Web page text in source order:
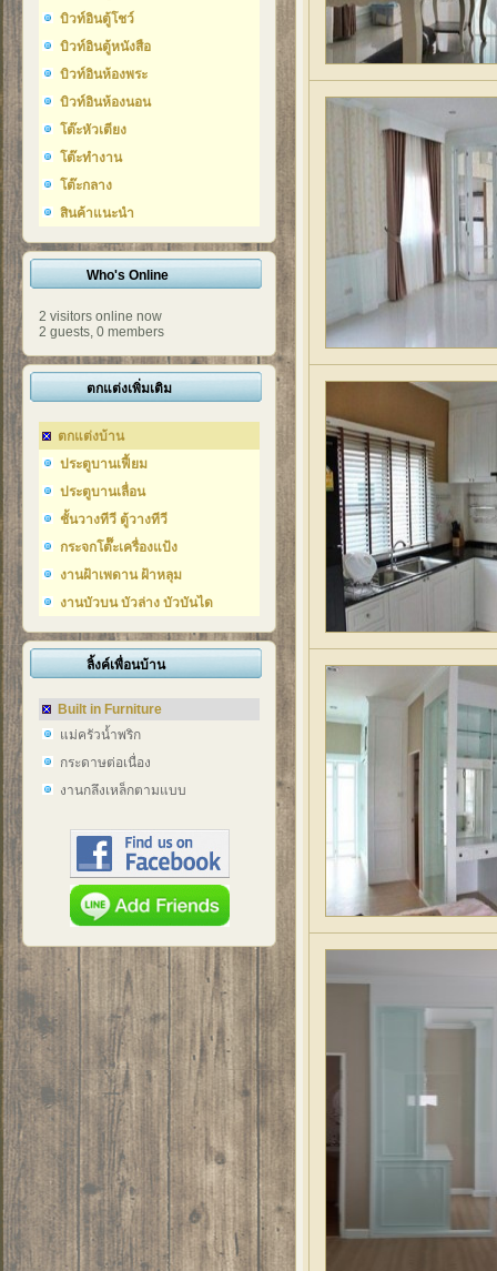
บิวท์อินตู้โชว์
บิวท์อินตู้หนังสือ
บิวท์อินห้องพระ
บิวท์อินห้องนอน
โต๊ะหัวเตียง
โต๊ะทำงาน
โต๊ะกลาง
สินค้าแนะนำ
Who's Online
2 visitors online now
2 guests, 0 members
ตกแต่งเพิ่มเติม
ตกแต่งบ้าน
ประตูบานเฟี้ยม
ประตูบานเลื่อน
ชั้นวางทีวี ตู้วางทีวี
กระจกโต๊๊ะเครื่องแป้ง
งานฝ้าเพดาน ฝ้าหลุม
งานบัวบน บัวล่าง บัวบันได
ลิ้งค์เพื่อนบ้าน
Built in Furniture
แม่ครัวน้ำพริก
กระดาษต่อเนื่อง
งานกลึงเหล็กตามแบบ